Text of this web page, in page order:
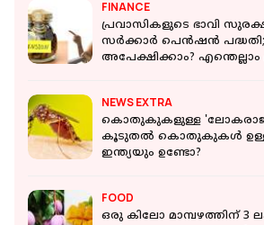
FINANCE
പ്രവാസികളുടെ ഭാവി
സര്‍ക്കാര്‍ പെന്‍ഷന്‍
അപേക്ഷിക്കാം? എന്തെല്ലാം
NEWS EXTRA
കൊതുകുകളുള്ള
കൂടുതൽ കൊതുകുകൾ ഉള്ള
ഇന്ത്യയും ഉണ്ടോ?
FOOD
ഒരു കിലോ മാമ്പഴത്തിന് 3